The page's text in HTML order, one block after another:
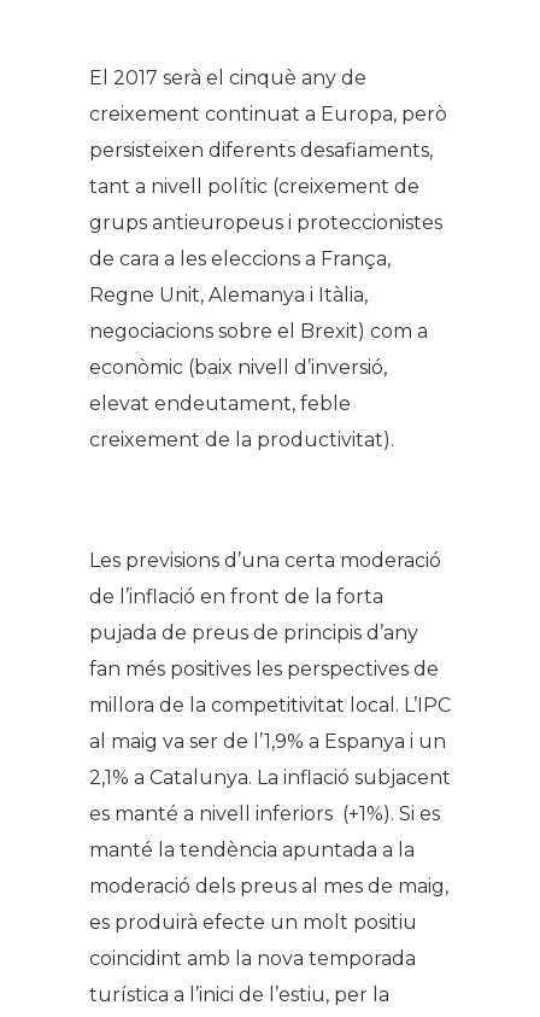
El 2017 serà el cinquè any de
creixement continuat a Europa, però
persisteixen diferents desafiaments,
tant a nivell polític (creixement de
grups antieuropeus i proteccionistes
de cara a les eleccions a França,
Regne Unit, Alemanya i Itàlia,
negociacions sobre el Brexit) com a
econòmic (baix nivell d’inversió,
elevat endeutament, feble
creixement de la productivitat).
Les previsions d’una certa moderació
de l’inflació en front de la forta
pujada de preus de principis d’any
fan més positives les perspectives de
millora de la competitivitat local. L’IPC
al maig va ser de l’1,9% a Espanya i un
2,1% a Catalunya. La inflació subjacent
es manté a nivell inferiors (+1%). Si es
manté la tendència apuntada a la
moderació dels preus al mes de maig,
es produirà efecte un molt positiu
coincidint amb la nova temporada
turística a l’inici de l’estiu, per la